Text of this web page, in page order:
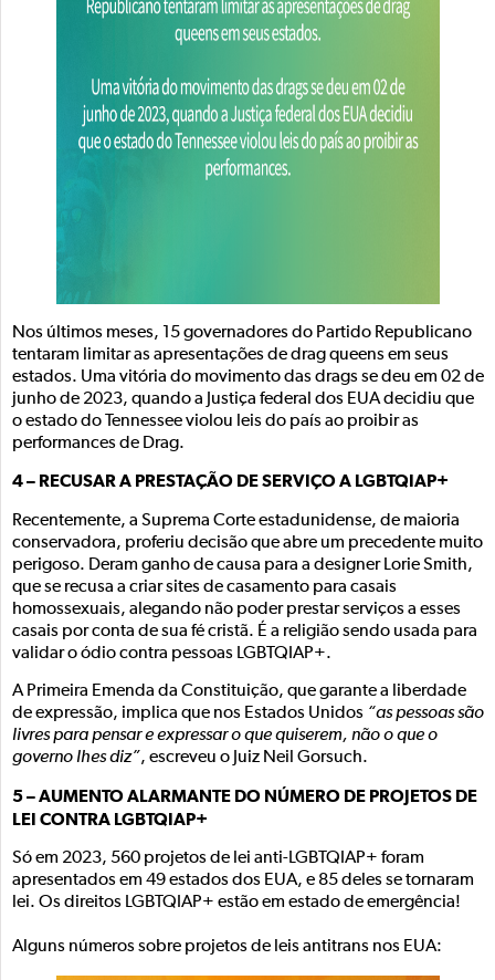
Nos últimos meses, 15 governadores do Partido Republicano
tentaram limitar as apresentações de drag queens em seus
estados. Uma vitória do movimento das drags se deu em 02 de
junho de 2023, quando a Justiça federal dos EUA decidiu que
o estado do Tennessee violou leis do país ao proibir as
performances de Drag.
4 – RECUSAR A PRESTAÇÃO DE SERVIÇO A LGBTQIAP+
Recentemente, a Suprema Corte estadunidense, de maioria
conservadora, proferiu decisão que abre um precedente muito
perigoso. Deram ganho de causa para a designer Lorie Smith,
que se recusa a criar sites de casamento para casais
homossexuais, alegando não poder prestar serviços a esses
casais por conta de sua fé cristã. É a religião sendo usada para
validar o ódio contra pessoas LGBTQIAP+.
A Primeira Emenda da Constituição, que garante a liberdade
de expressão, implica que nos Estados Unidos “as pessoas são
livres para pensar e expressar o que quiserem, não o que o
governo lhes diz”, escreveu o Juiz Neil Gorsuch.
5 – AUMENTO ALARMANTE DO NÚMERO DE PROJETOS DE
LEI CONTRA LGBTQIAP+
Só em 2023, 560 projetos de lei anti-LGBTQIAP+ foram
apresentados em 49 estados dos EUA, e 85 deles se tornaram
lei. Os direitos LGBTQIAP+ estão em estado de emergência!
Alguns números sobre projetos de leis antitrans nos EUA: